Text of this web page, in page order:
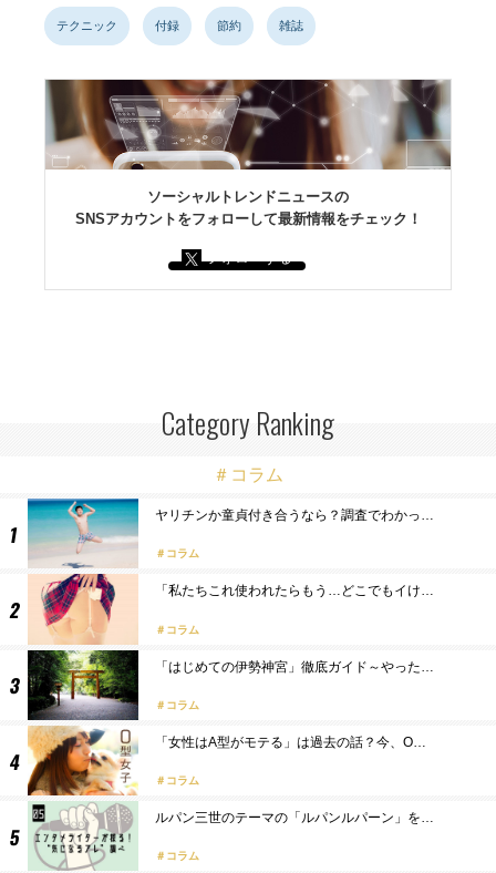
テクニック 付録 節約 雑誌
ソーシャルトレンドニュースの
SNSアカウントをフォローして最新情報をチェック！
フォローする
Category Ranking
＃コラム
ヤリチンか童貞付き合うなら？調査でわかっ…
コラム
「私たちこれ使われたらもう…どこでもイけ…
コラム
「はじめての伊勢神宮」徹底ガイド～やった…
コラム
「女性はA型がモテる」は過去の話？今、O…
コラム
ルパン三世のテーマの「ルパンルパーン」を…
コラム